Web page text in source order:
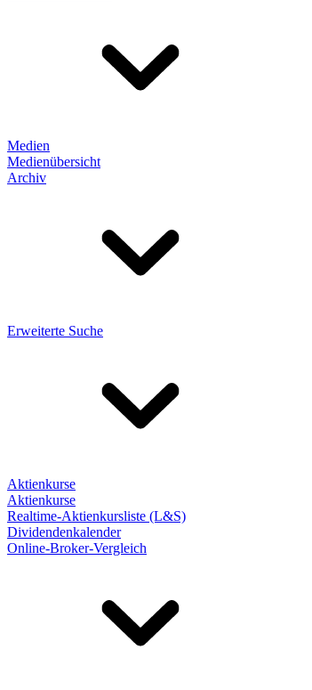
Medien
Medienübersicht
Archiv
Erweiterte Suche
Aktienkurse
Aktienkurse
Realtime-Aktienkursliste (L&S)
Dividendenkalender
Online-Broker-Vergleich